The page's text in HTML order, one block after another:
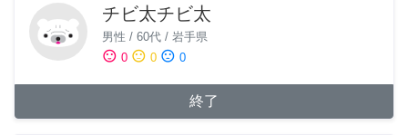
チビ太チビ太
男性 / 60代 / 岩手県
sentiment_satisfied 0 sentiment_neutral 0 sentiment_dissatisfied 0
終了